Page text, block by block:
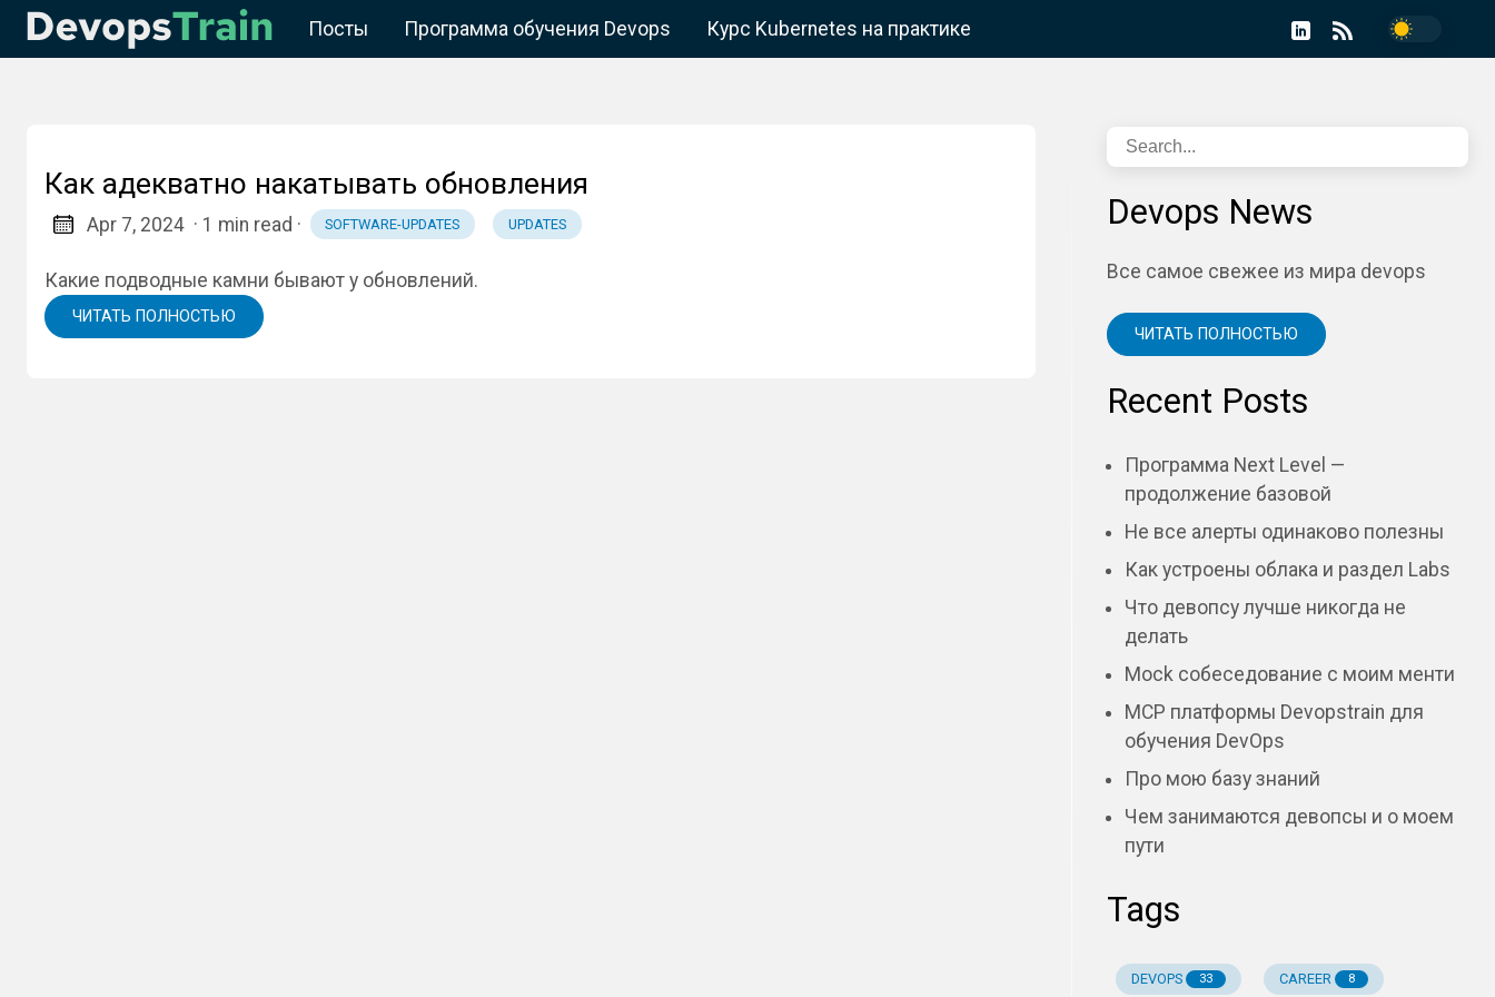
Посты Программа обучения Devops Курс Kubernetes на практике
Как адекватно накатывать обновления
Apr 7, 2024 · 1 min read · SOFTWARE-UPDATES UPDATES
Какие подводные камни бывают у обновлений.
ЧИТАТЬ ПОЛНОСТЬЮ
Devops News
Все самое свежее из мира devops
ЧИТАТЬ ПОЛНОСТЬЮ
Recent Posts
Программа Next Level —
продолжение базовой
Не все алерты одинаково полезны
Как устроены облака и раздел Labs
Что девопсу лучше никогда не
делать
Mock собеседование с моим менти
MCP платформы Devopstrain для
обучения DevOps
Про мою базу знаний
Чем занимаются девопсы и о моем
пути
Tags
DEVOPS 33 CAREER 8